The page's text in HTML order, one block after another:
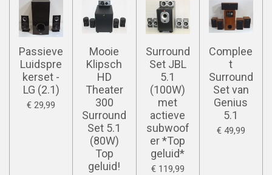
Passieve
Luidspre
kerset -
LG (2.1)
€ 29,99
Mooie
Klipsch
HD
Theater
300
Surround
Set 5.1
(80W)
Top
geluid!
Surround
Set JBL
5.1
(100W)
met
actieve
subwoof
er *Top
geluid*
€ 119,99
Complee
t
Surround
Set van
Genius
5.1
€ 49,99